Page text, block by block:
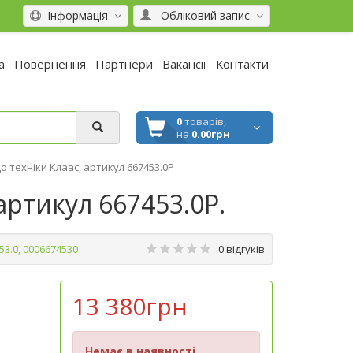
Обліковий запис
Інформація
Повернення Партнери Вакансії Контакти
0товарів,
на 0.00грн
техніки Клаас, артикул 667453.0P
667453.0P.
0006674530 0 відгуків
13 380грн